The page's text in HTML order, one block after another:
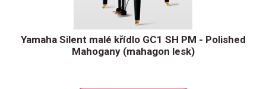
Yamaha Silent malé křídlo GC1 SH PM - Polished
Mahogany (mahagon lesk)